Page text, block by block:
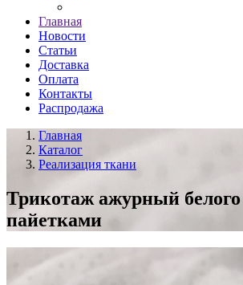
Главная
Новости
Статьи
Доставка
Оплата
Контакты
Распродажа
Главная
Каталог
Реализация ткани
Трикотаж ажурный белого
пайетками